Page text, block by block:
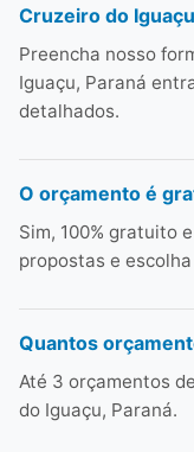
Cruzeiro do
Preencha nosso
Iguaçu, Paraná
detalhados.
O orçamento é
Sim, 100% gratuito
propostas e
Quantos
Até 3 orçamentos
do Iguaçu, Paraná.